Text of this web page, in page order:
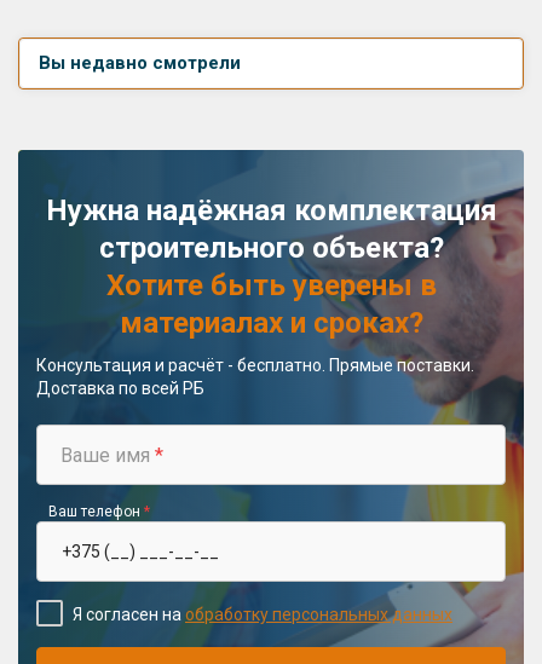
Вы недавно смотрели
Нужна надёжная комплектация
строительного объекта?
Хотите быть уверены в
материалах и сроках?
Консультация и расчёт - бесплатно. Прямые поставки.
Доставка по всей РБ
Ваше имя *
Ваш телефон *
Я согласен наобработку персональных данных